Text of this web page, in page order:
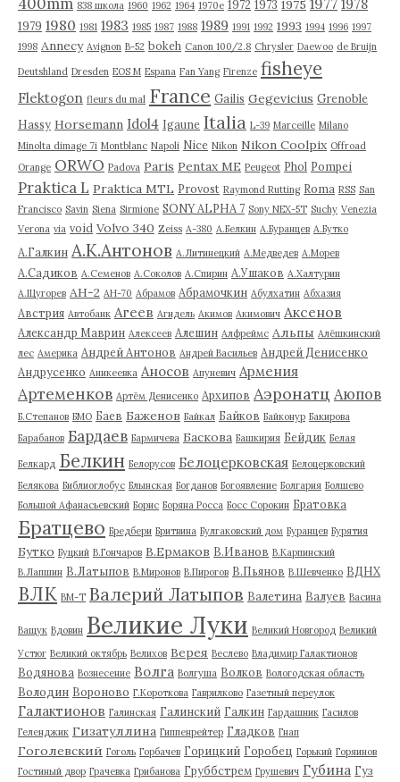
838 школа 1960 1962 1964 1970е 1972 1973 1975 1977 1978
1979 1980 1981 1983 1985 1987 1988 1989 1991 1992 1993 1994 1996 1997
1998 Annecy Avignon B-52 bokeh Canon 100/2.8 Chrysler Daewoo de Bruijn
Deutshland Dresden EOS M Espana Fan Yang Firenze fisheye
Flektogon fleurs du mal France Gailis Gegevicius Grenoble
Hassy Horsemann Idol4 Igaune Italia L-39 Marceille Milano
Minolta dimage 7i Montblanc Napoli Nice Nikon Nikon Coolpix Offroad
Orange ORWO Padova Paris Pentax ME Peugeot Phol Pompei
Praktica L Praktica MTL Provost Raymond Rutting Roma RSS San
Francisco Savin Siena Sirmione SONY ALPHA 7 Sony NEX-5T Suchy Venezia
Verona via void Volvo 340 Zeiss А-380 А.Белкин А.Буранцев А.Бутко
А.Галкин А.К.Антонов А.Литинецкий А.Медведев А.Морев
А.Садиков А.Семенов А.Соколов А.Спирин А.Ушаков А.Халтурин
А.Щугорев АН-2 АН-70 Абрамов Абрамочкин Абулхатин Абхазия
Австрия Автобанк Агеев Агидель Акимов Акимович Аксенов
Александр Маврин Алексеев Алешин Алфреймс Альпы Алёшкинский
лес Америка Андрей Антонов Андрей Васильев Андрей Денисенко
Андрусенко Аникеевка Аносов Апуневич Армения
Артеменков Артём Денисенко Архипов Аэронатц Аюпов
Б.Степанов БМО Баев Баженов Байкал Байков Байконур Бакирова
Барабанов Бардаев Бармичева Баскова Башкирия Бейдик Белая
Белкард Белкин Белорусов Белоцерковская Белоцерковский
Белякова Библиоглобус Блынская Богданов Богоявление Болгария Болшево
Большой Афанасьевский Борис Боряна Росса Босс Сорокин Братовка
Братцево Бредбери Бритвина Булгаковский дом Буранцев Бурятия
Бутко Буцкий В.Гончаров В.Ермаков В.Иванов В.Карпинский
В.Лапшин В.Латыпов В.Миронов В.Пирогов В.Пьянов В.Шевченко ВДНХ
ВЛК ВМ-Т Валерий Латыпов Валетина Валуев Васина
Ващук Вдовин Великие Луки Великий Новгород Великий
Устюг Великий октябрь Велихов Верея Веслево Владимир Галактионов
Водянова Вознесение Волга Волгуша Волков Вологодская область
Володин Вороново Г.Короткова Гаврилково Газетный переулок
Галактионов Галинская Галинский Галкин Гардашник Гасилов
Геленджик Гизатуллина Гиппенрейтер Гладков Гнап
Гоголевский Гоголь Горбачев Горицкий Горобец Горький Горяинов
Гостиный двор Грачевка Грибанова Груббстрем Грушевич Губина Гуз